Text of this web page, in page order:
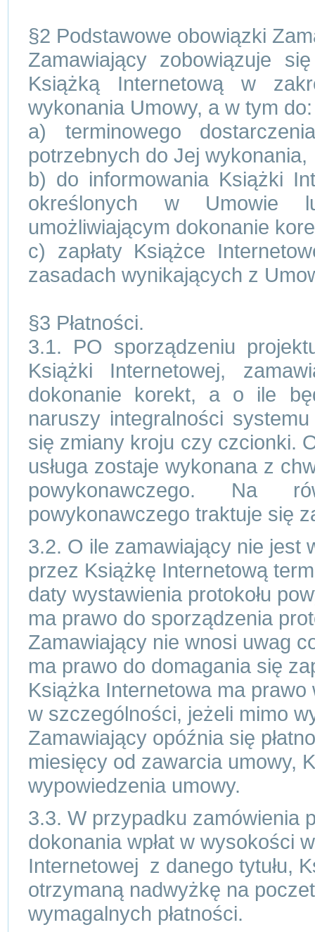
§2 Podstawowe obowiązki
Zamawiający zobowiązuje
Książką Internetową w
wykonania Umowy, a w tym do:
a) terminowego
potrzebnych do Jej wykonania,
b) do informowania Książki
określonych w Umowie
umożliwiającym dokonanie
c) zapłaty Książce
zasadach wynikających z
§3 Płatności.
3.1. PO sporządzeniu
Książki Internetowej,
dokonanie korekt, a o ile
naruszy integralności
się zmiany kroju czy czcionki.
usługa zostaje wykonana z
powykonawczego. Na
powykonawczego traktuje się
3.2. O ile zamawiający nie jest
przez Książkę Internetową
daty wystawienia protokołu
ma prawo do sporządzenia
Zamawiający nie wnosi uwag
ma prawo do domagania się
Książka Internetowa ma
w szczególności, jeżeli mimo
Zamawiający opóźnia się
miesięcy od zawarcia umowy,
wypowiedzenia umowy.
3.3. W przypadku zamówienia
dokonania wpłat w wysokości
Internetowej z danego tytułu,
otrzymaną nadwyżkę na
wymagalnych płatności.